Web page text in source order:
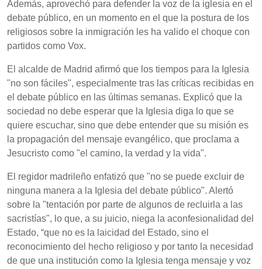
Además, aprovechó para defender la voz de la iglesia en el
debate público, en un momento en el que la postura de los
religiosos sobre la inmigración les ha valido el choque con
partidos como Vox.
El alcalde de Madrid afirmó que los tiempos para la Iglesia
"no son fáciles", especialmente tras las críticas recibidas en
el debate público en las últimas semanas. Explicó que la
sociedad no debe esperar que la Iglesia diga lo que se
quiere escuchar, sino que debe entender que su misión es
la propagación del mensaje evangélico, que proclama a
Jesucristo como "el camino, la verdad y la vida".
El regidor madrileño enfatizó que "no se puede excluir de
ninguna manera a la Iglesia del debate público". Alertó
sobre la "tentación por parte de algunos de recluirla a las
sacristías", lo que, a su juicio, niega la aconfesionalidad del
Estado, “que no es la laicidad del Estado, sino el
reconocimiento del hecho religioso y por tanto la necesidad
de que una institución como la Iglesia tenga mensaje y voz